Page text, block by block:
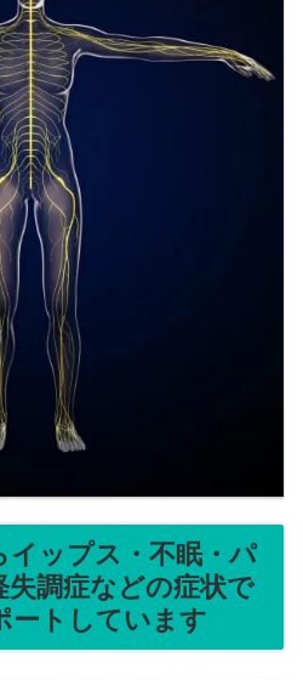
イップス・不眠・パ
失調症などの症状で
ートしています